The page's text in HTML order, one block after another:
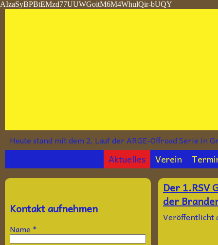
AIzaSyBPBtEMzd77UUWGoitM6M4WhulQir-bUQY
Heute stand mit dem 2. Lauf der ARGE-Offroad Serie
Aktuelles Verein
Kontakt aufnehmen
Name *
Der 1.RSV
der
Veröffentlicht